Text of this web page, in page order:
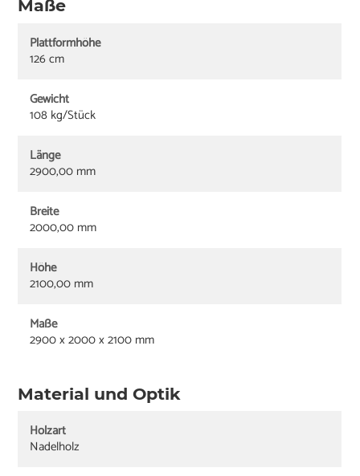
Maße
Plattformhöhe
126 cm
Gewicht
108 kg/Stück
Länge
2900,00 mm
Breite
2000,00 mm
Höhe
2100,00 mm
Maße
2900 x 2000 x 2100 mm
Material und Optik
Holzart
Nadelholz